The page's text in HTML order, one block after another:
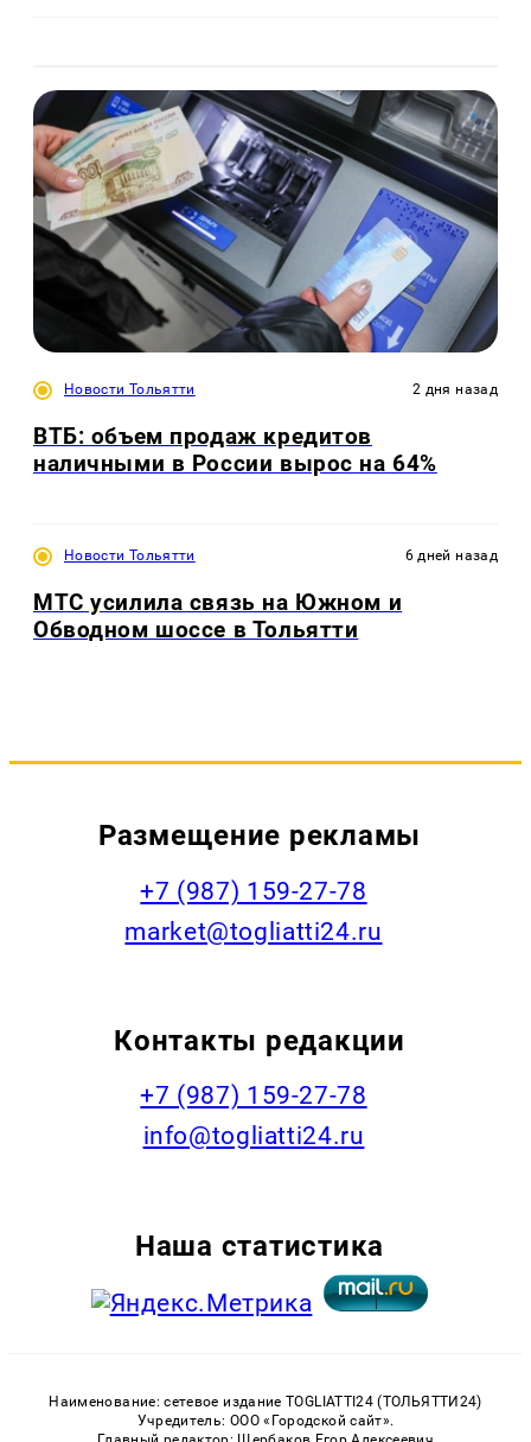
Новости Тольятти 2 дня назад
ВТБ: объем продаж кредитов
наличными в России вырос на 64%
Новости Тольятти 6 дней назад
МТС усилила связь на Южном и
Обводном шоссе в Тольятти
Размещение рекламы
+7 (987) 159-27-78
market@togliatti24.ru
Контакты редакции
+7 (987) 159-27-78
info@togliatti24.ru
Наша статистика
Наименование: сетевое издание TOGLIATTI24 (ТОЛЬЯТТИ24)
Учредитель: ООО «Городской сайт».